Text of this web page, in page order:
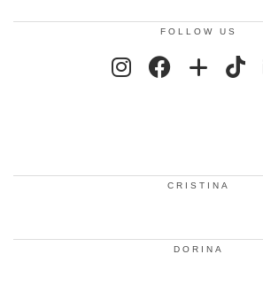
FOLLOW US
CRISTINA
DORINA